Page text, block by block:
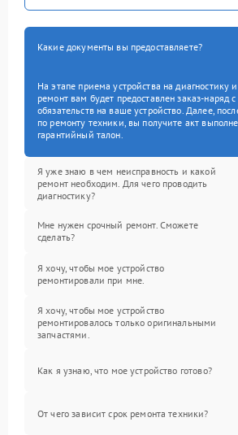
Какие документы вы предоставляете?
На этапе приема устройства на диагностику
ремонт вам будет предоставлен заказ-наряд
обязательств на ваше устройство. Далее,
по ремонту техники, вы получите акт
гарантийный талон.
Я уже знаю в чем неисправность и какой
ремонт необходим. Для чего проводить
диагностику?
Мне нужен срочный ремонт. Сможете
сделать?
Я хочу, чтобы мое устройство
ремонтировали при мне.
Я хочу, чтобы мое устройство
ремонтировалось только оригинальными
запчастями.
Как я узнаю, что мое устройство готово?
От чего зависит срок ремонта техники?